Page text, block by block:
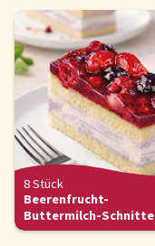
8 Stück
Beerenfrucht-
Buttermilch-Schnitte